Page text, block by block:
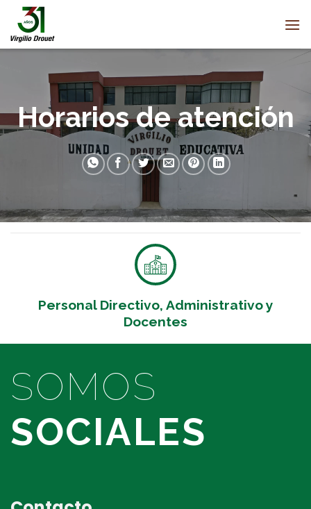
Saltar
contenido
Horarios de atención
Personal Directivo, Administrativo y
Docentes
SOMOS
SOCIALES